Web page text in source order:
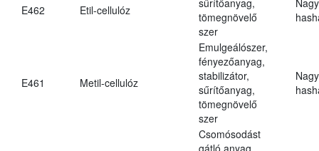
E462 Etil-cellulóz
tömegnövelő
szer
E461 Metil-cellulóz
Emulgeálószer,
fényezőanyag,
stabilizátor,
sűrítőanyag,
tömegnövelő
szer
Csomósodást
gátló anyag,